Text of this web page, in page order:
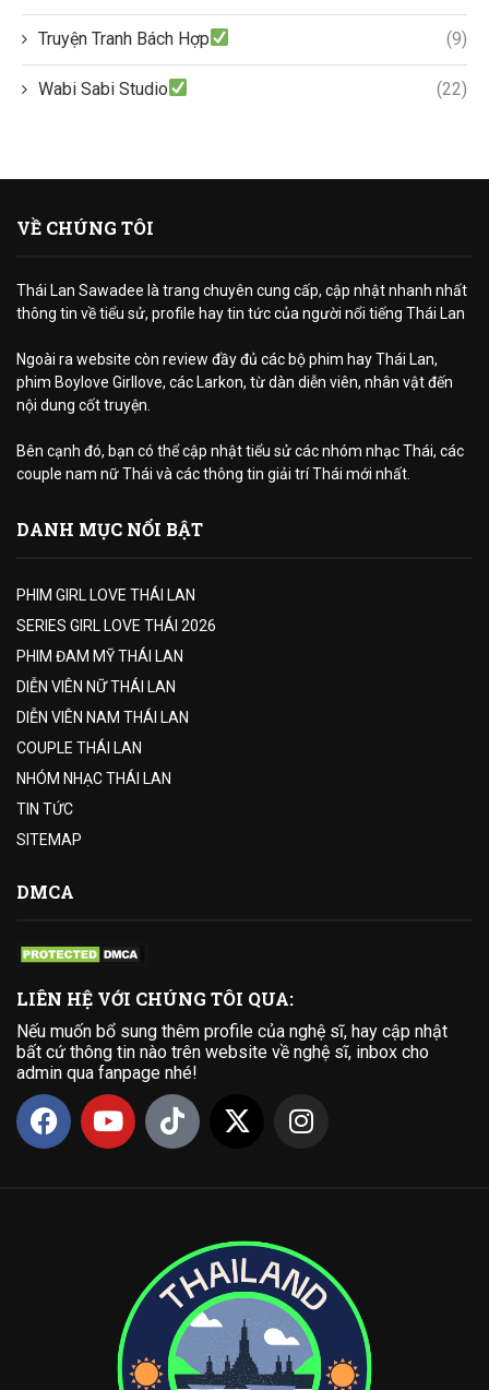
Truyện Tranh Bách Hợp (9)
Wabi Sabi Studio (22)
VỀ CHÚNG TÔI
Thái Lan Sawadee là trang chuyên cung cấp, cập nhật nhanh nhất
thông tin về tiểu sử, profile hay tin tức của người nổi tiếng Thái Lan
Ngoài ra website còn review đầy đủ các bộ phim hay Thái Lan,
phim Boylove Girllove, các Larkon, từ dàn diễn viên, nhân vật đến
nội dung cốt truyện.
Bên cạnh đó, bạn có thể cập nhật tiểu sử các nhóm nhạc Thái, các
couple nam nữ Thái và các thông tin giải trí Thái mới nhất.
DANH MỤC NỔI BẬT
PHIM GIRL LOVE THÁI LAN
SERIES GIRL LOVE THÁI 2026
PHIM ĐAM MỸ THÁI LAN
DIỄN VIÊN NỮ THÁI LAN
DIỄN VIÊN NAM THÁI LAN
COUPLE THÁI LAN
NHÓM NHẠC THÁI LAN
TIN TỨC
SITEMAP
DMCA
LIÊN HỆ VỚI CHÚNG TÔI QUA:
Nếu muốn bổ sung thêm profile của nghệ sĩ, hay cập nhật
bất cứ thông tin nào trên website về nghệ sĩ, inbox cho
admin qua fanpage nhé!